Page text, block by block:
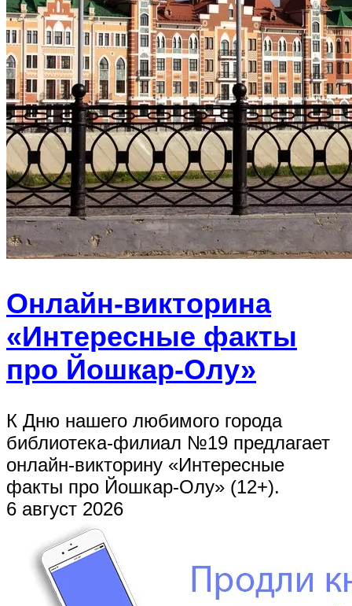
Онлайн-викторина
«Интересные факты
про Йошкар-Олу»
К Дню нашего любимого города
библиотека-филиал №19 предлагает
онлайн-викторину «Интересные
факты про Йошкар-Олу» (12+).
6 август 2026